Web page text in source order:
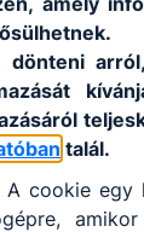
dönteni
talál.
A cookie egy